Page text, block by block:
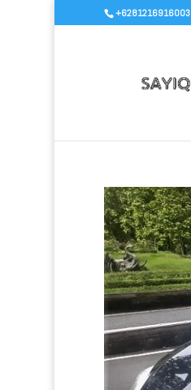
+6281216916003